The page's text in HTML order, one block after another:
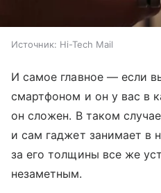
Источник: Hi-Tech Mail
И самое главное — если
смартфоном и он у вас в
он сложен. В таком
и сам гаджет занимает в
за его толщины все же
незаметным.